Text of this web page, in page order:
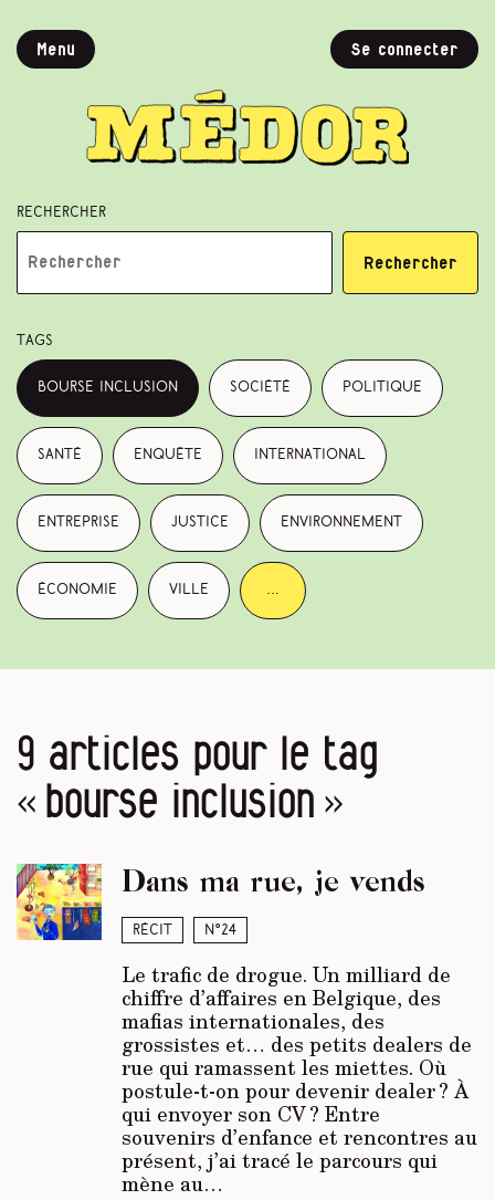
Menu Se connecter
Rechercher
Rechercher
Tags
bourse inclusion société politique
santé enquête international
entreprise justice environnement
économie ville
9 articles pour le tag
« bourse inclusion »
Récit N°24
Dans ma rue, je vends
Le trafic de drogue. Un milliard de
chiffre d’affaires en Belgique, des
mafias internationales, des
grossistes et… des petits dealers de
rue qui ramassent les miettes. Où
postule-t-on pour devenir dealer ? À
qui envoyer son CV ? Entre
souvenirs d’enfance et rencontres au
présent, j’ai tracé le parcours qui
mène au…